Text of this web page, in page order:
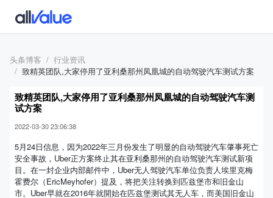
头条博客
行业资讯
致精英团队,大家停用了亚利桑那州凤凰城的自动驾驶汽车测试方案
致精英团队,大家停用了亚利桑那州凤凰城的自动驾驶汽车测
试方案
2022-03-30 23:06:38
5月24日信息，因为2022年三月份发生了明显的自动驾驶汽车肇事死亡
安全事故，Uber正方案终止其在亚利桑那州的自动驾驶汽车测试新项
目。在一封企业内部邮件中，Uber无人驾驶汽车单位负责人埃里克梅
霍费尔（EricMeyhofer）提及，将把关注转换到匹兹堡市和旧金山
市。Uber早就在2016年就開始在匹兹堡测试其无人车，而美国旧金山